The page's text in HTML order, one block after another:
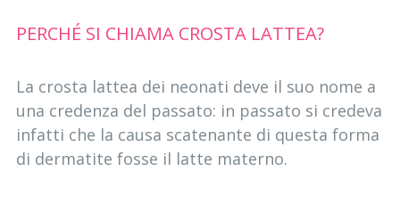
PERCHÉ SI CHIAMA CROSTA LATTEA?
La crosta lattea dei neonati deve il suo nome a
una credenza del passato: in passato si credeva
infatti che la causa scatenante di questa forma
di dermatite fosse il latte materno.